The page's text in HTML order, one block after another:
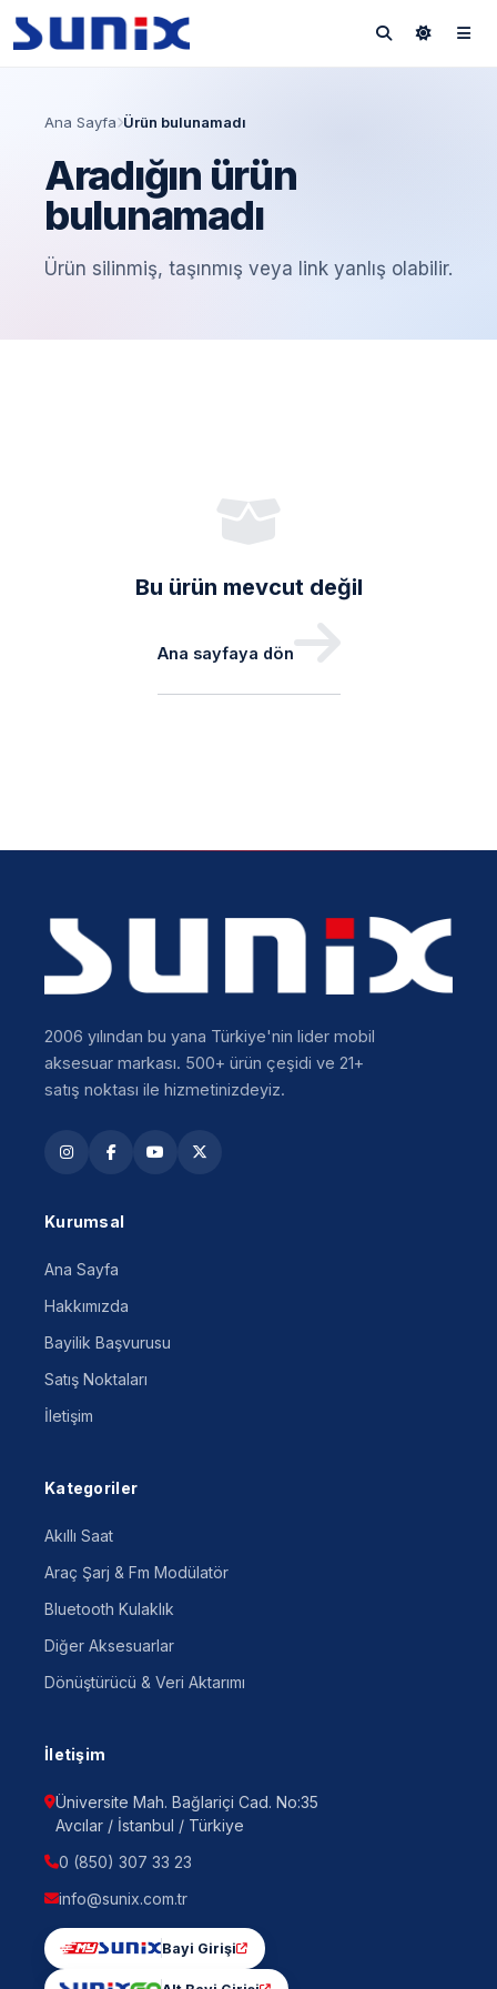
Ana Sayfa Ürün bulunamadı
Aradığın ürün
bulunamadı
Ürün silinmiş, taşınmış veya link yanlış olabilir.
Bu ürün mevcut değil
Ana sayfaya dön
2006 yılından bu yana Türkiye'nin lider mobil
aksesuar markası. 500+ ürün çeşidi ve 21+
satış noktası ile hizmetinizdeyiz.
Kurumsal
Ana Sayfa
Hakkımızda
Bayilik Başvurusu
Satış Noktaları
İletişim
Kategoriler
Akıllı Saat
Araç Şarj & Fm Modülatör
Bluetooth Kulaklık
Diğer Aksesuarlar
Dönüştürücü & Veri Aktarımı
İletişim
Üniversite Mah. Bağlariçi Cad. No:35
Avcılar / İstanbul / Türkiye
0 (850) 307 33 23
info@sunix.com.tr
Bayi Girişi